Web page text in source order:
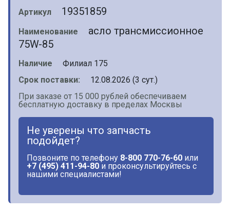
Артикул 19351859
Наименование
асло трансмиссионное
75W-85
Наличие
Филиал 175
Срок поставки:
12.08.2026 (3 сут.)
При заказе от 15 000 рублей обеспечиваем
бесплатную доставку в пределах Москвы
Не уверены что запчасть
подойдет?
Позвоните по телефону 8-800 770-76-60 или
+7 (495) 411-94-80 и проконсультируйтесь с
нашими специалистами!